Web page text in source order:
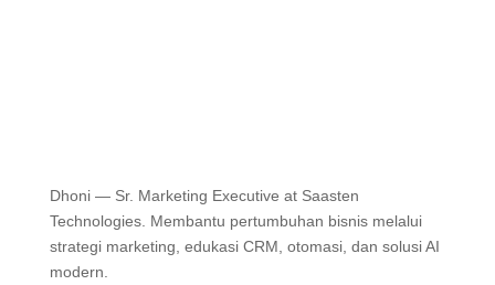
Dhoni — Sr. Marketing Executive at Saasten
Technologies. Membantu pertumbuhan bisnis melalui
strategi marketing, edukasi CRM, otomasi, dan solusi AI
modern.